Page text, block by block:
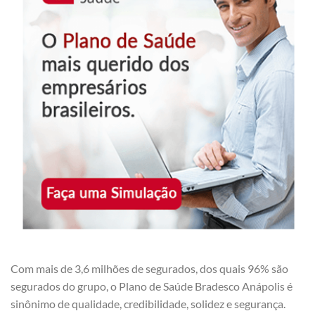
Com mais de 3,6 milhões de segurados, dos quais 96% são
segurados do grupo, o Plano de Saúde Bradesco Anápolis é
sinônimo de qualidade, credibilidade, solidez e segurança.